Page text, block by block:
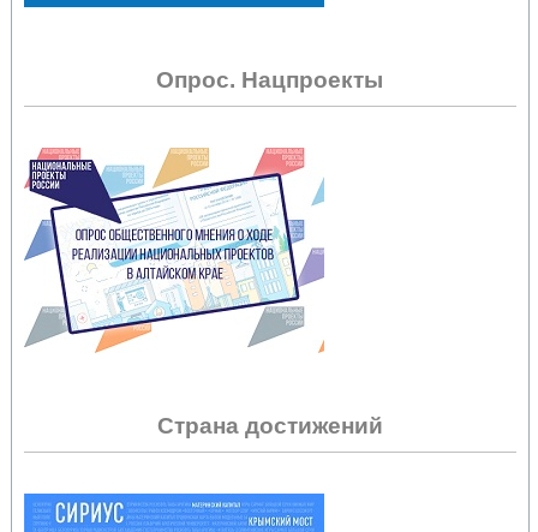
Опрос. Нацпроекты
Страна достижений